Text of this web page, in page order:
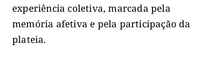
experiência coletiva, marcada pela
memória afetiva e pela participação da
plateia.